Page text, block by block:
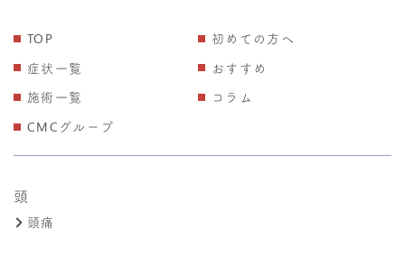
TOP
初めての方へ
症状一覧
おすすめ
施術一覧
コラム
CMCグループ
頭
頭痛